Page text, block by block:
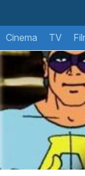
Cinema TV